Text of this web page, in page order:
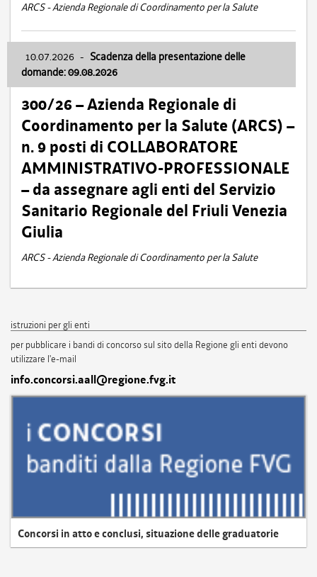
ARCS - Azienda Regionale di Coordinamento per la Salute
10.07.2026 - Scadenza della presentazione delle
domande: 09.08.2026
300/26 – Azienda Regionale di
Coordinamento per la Salute (ARCS) –
n. 9 posti di COLLABORATORE
AMMINISTRATIVO-PROFESSIONALE
– da assegnare agli enti del Servizio
Sanitario Regionale del Friuli Venezia
Giulia
ARCS - Azienda Regionale di Coordinamento per la Salute
istruzioni per gli enti
per pubblicare i bandi di concorso sul sito della Regione gli enti devono
utilizzare l'e-mail
info.concorsi.aall@regione.fvg.it
Concorsi in atto e conclusi, situazione delle graduatorie